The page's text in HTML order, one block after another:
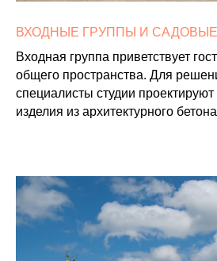
ВХОДНЫЕ ГРУППЫ И САДОВЫЕ
Входная группа приветствует
общего пространства. Для
специалисты студии
изделия из архитектурного